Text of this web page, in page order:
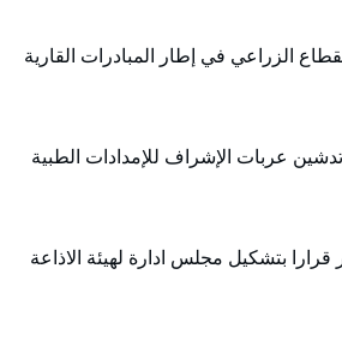
الزراعي في إطار المبادرات القارية
عربات الإشراف للإمدادات الطبية
قرارا بتشكيل مجلس ادارة لهيئة الاذاعة